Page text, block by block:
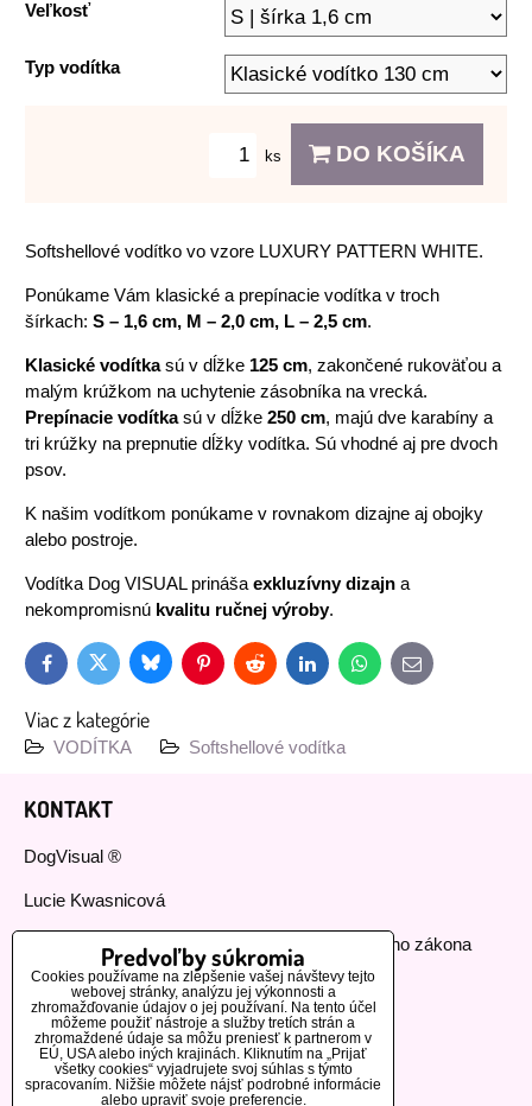
Veľkosť
Typ vodítka
ks DO KOŠÍKA
Softshellové vodítko vo vzore LUXURY PATTERN WHITE.
Ponúkame Vám klasické a prepínacie vodítka v troch
šírkach: S – 1,6 cm, M – 2,0 cm, L – 2,5 cm.
Klasické vodítkasú v dĺžke 125 cm, zakončené rukoväťou a
malým krúžkom na uchytenie zásobníka na vrecká.
Prepínacie vodítkasú v dĺžke 250 cm, majú dve karabíny a
tri krúžky na prepnutie dĺžky vodítka. Sú vhodné aj pre dvoch
psov.
K našim vodítkom ponúkame v rovnakom dizajne aj obojky
alebo postroje.
Vodítka Dog VISUAL prináša exkluzívny dizajn a
nekompromisnú kvalitu ručnej výroby.
FacebookTwitter BlueskyPinterestReddit LinkedInWhatsApp
E-
mail
Viac z kategórie
VODÍTKA Softshellové vodítka
KONTAKT
DogVisual ®
Lucie Kwasnicová
Fyzická osoba podnikajúca podľa živnostenského zákona
IČ: 73112593
GSM:+420 776 440 464
MOHLO BY VÁS ZAUJÍMAŤ
Predvoľby súkromia
Cookies používame na zlepšenie vašej návštevy tejto
webovej stránky, analýzu jej výkonnosti a
zhromažďovanie údajov o jej používaní. Na tento účel
môžeme použiť nástroje a služby tretích strán a
zhromaždené údaje sa môžu preniesť k partnerom v
EÚ, USA alebo iných krajinách. Kliknutím na „Prijať
všetky cookies“ vyjadrujete svoj súhlas s týmto
spracovaním. Nižšie môžete nájsť podrobné informácie
alebo upraviť svoje preferencie.